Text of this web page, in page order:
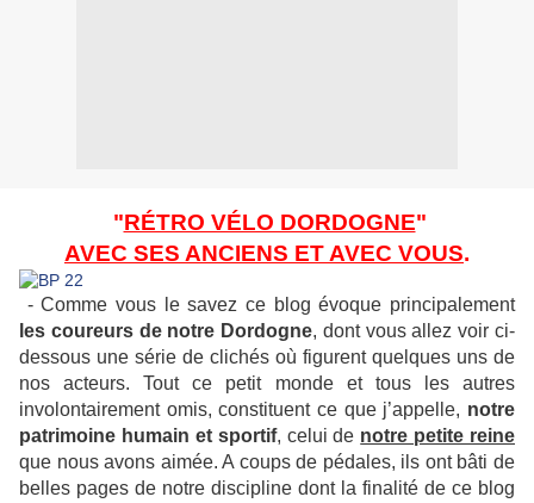
"RÉTRO VÉLO DORDOGNE"
AVEC SES ANCIENS ET AVEC VOUS.
- Comme vous le savez ce blog évoque principalement
les coureurs de notre Dordogne, dont vous allez voir ci-
dessous une série de clichés où figurent quelques uns de
nos acteurs. Tout ce petit monde et tous les autres
involontairement omis, constituent ce que j’appelle, notre
patrimoine humain et sportif, celui de notre petite reine
que nous avons aimée. A coups de pédales, ils ont bâti de
belles pages de notre discipline dont la finalité de ce blog